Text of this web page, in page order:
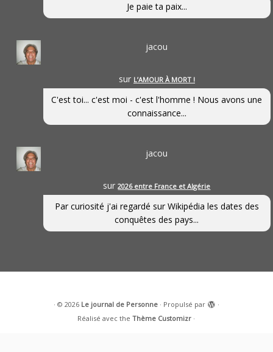
Je paie ta paix...
jacou
sur L’AMOUR À MORT !
C'est toi... c'est moi - c'est l'homme ! Nous avons une
connaissance...
jacou
sur2026 entre France et Algérie
Par curiosité j'ai regardé sur Wikipédia les dates des
conquêtes des pays...
· © 2026 Le journal de Personne· Propulsé par
·
Réalisé avec theThème Customizr ·